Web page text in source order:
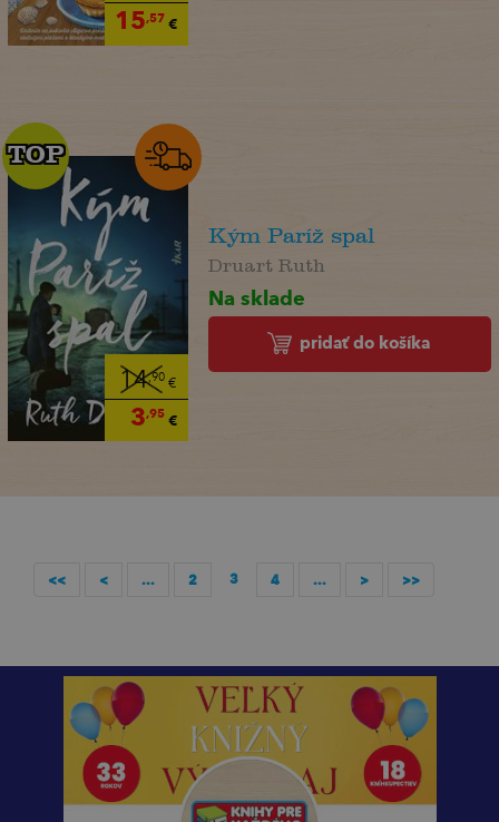
15,57 €
14,90€
3,95€
TOP
TOP
Kým Paríž spal
Druart Ruth
Na sklade
pridať do košíka
<< < ... 2 3 4 ... > >>